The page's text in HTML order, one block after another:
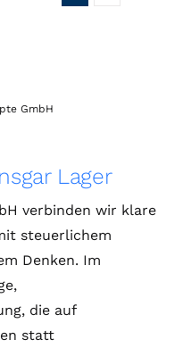
GmbH
Lager
verbinden wir klare
steuerlichem
Denken. Im
die auf
statt